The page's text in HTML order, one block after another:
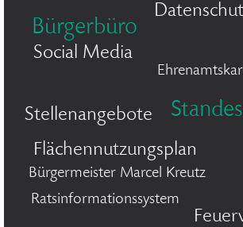
Bürgerbüro
Social Media
Stellenangebote
Flächennutzungsplan
Bürgermeister Marcel Kreutz
Ratsinformationssystem